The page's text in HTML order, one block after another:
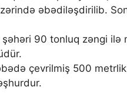
əbədiləşdirilib.
şəhəri 90 tonluq zəngi
çevrilmiş 500